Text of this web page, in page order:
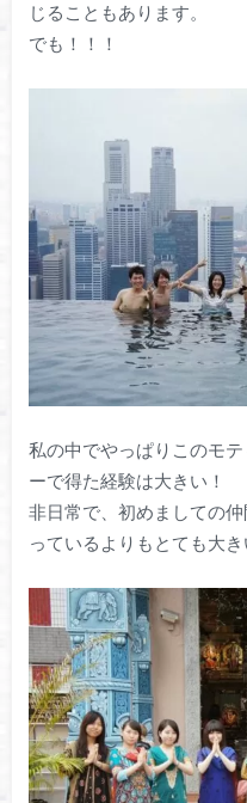
じることもあります。
でも！！！
私の中でやっぱりこのモ
ーで得た経験は大きい！
非日常で、初めましての
っているよりもとても大き